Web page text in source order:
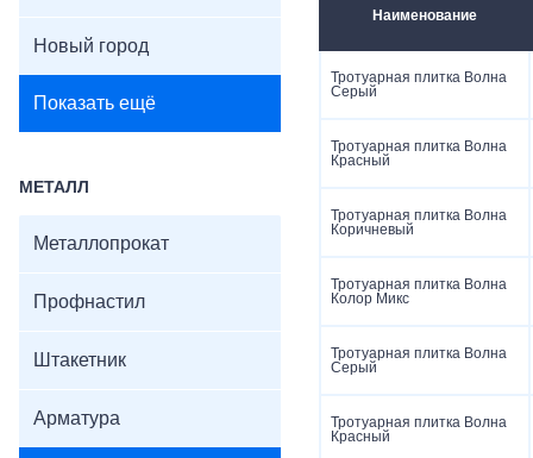
Новый город
Показать ещё
МЕТАЛЛ
Металлопрокат
Профнастил
Штакетник
Арматура
Наименование
Тротуарная плитка Волна
Серый
Тротуарная плитка Волна
Красный
Тротуарная плитка Волна
Коричневый
Тротуарная плитка Волна
Колор Микс
Тротуарная плитка Волна
Серый
Тротуарная плитка Волна
Красный